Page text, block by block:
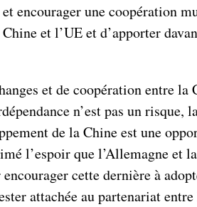
encourager une coopération
et l’UE et d’apporter
et de coopération entre
n’est pas un
de la Chine est une
l’espoir que l’Allemagne et
cette dernière à
attachée au partenariat